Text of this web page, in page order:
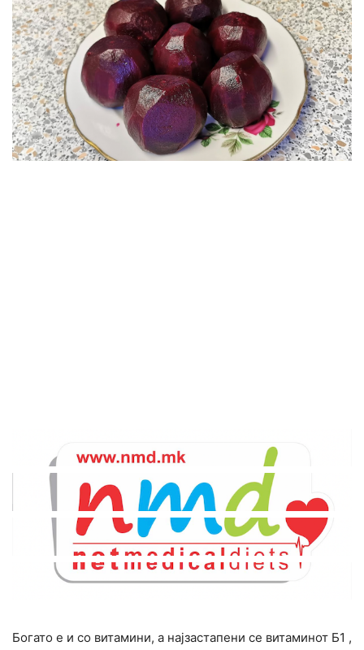
Богато е и со витамини, а најзастапени се витаминот Б1 ,